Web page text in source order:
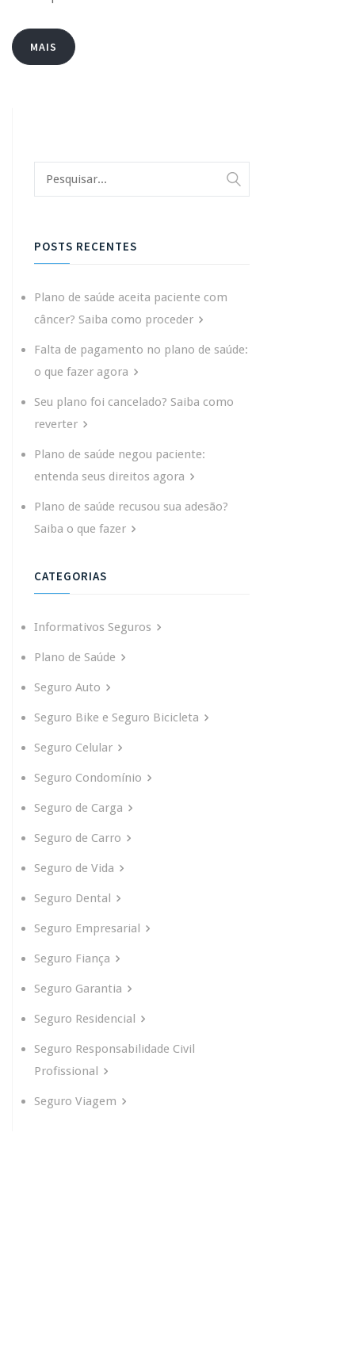
MAIS
POSTS RECENTES
Plano de saúde aceita paciente com
câncer? Saiba como proceder
Falta de pagamento no plano de saúde:
o que fazer agora
Seu plano foi cancelado? Saiba como
reverter
Plano de saúde negou paciente:
entenda seus direitos agora
Plano de saúde recusou sua adesão?
Saiba o que fazer
CATEGORIAS
Informativos Seguros
Plano de Saúde
Seguro Auto
Seguro Bike e Seguro Bicicleta
Seguro Celular
Seguro Condomínio
Seguro de Carga
Seguro de Carro
Seguro de Vida
Seguro Dental
Seguro Empresarial
Seguro Fiança
Seguro Garantia
Seguro Residencial
Seguro Responsabilidade Civil
Profissional
Seguro Viagem